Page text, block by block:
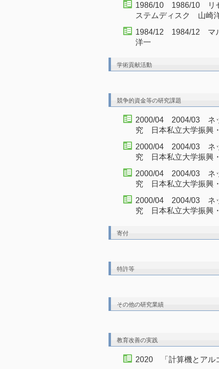
1986/10 1986/10 リ
ステムディスク 山崎
1984/12 1984/12 マ
洋一
学術貢献活動
競争的資金等の研究課題
2000/04 2004/03 ネ
究 日本私立大学振興
2000/04 2004/03 ネ
究 日本私立大学振興
2000/04 2004/03 ネ
究 日本私立大学振興
2000/04 2004/03 ネ
究 日本私立大学振興
寄付
特許等
その他の研究業績
教育改善の実践
2020 「計算機とアル